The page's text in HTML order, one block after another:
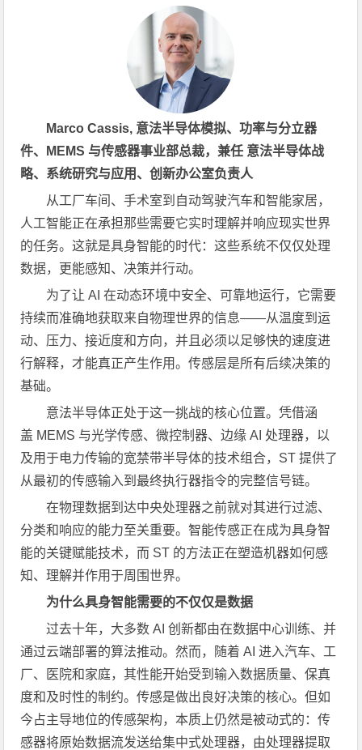
Marco Cassis, 意法半导体模拟、功率与分立器
件、MEMS 与传感器事业部总裁，兼任 意法半导体战
略、系统研究与应用、创新办公室负责人
从工厂车间、手术室到自动驾驶汽车和智能家居，
人工智能正在承担那些需要它实时理解并响应现实世界
的任务。这就是具身智能的时代：这些系统不仅仅处理
数据，更能感知、决策并行动。
为了让 AI 在动态环境中安全、可靠地运行，它需要
持续而准确地获取来自物理世界的信息——从温度到运
动、压力、接近度和方向，并且必须以足够快的速度进
行解释，才能真正产生作用。传感层是所有后续决策的
基础。
意法半导体正处于这一挑战的核心位置。凭借涵
盖 MEMS 与光学传感、微控制器、边缘 AI 处理器，以
及用于电力传输的宽禁带半导体的技术组合，ST 提供了
从最初的传感输入到最终执行器指令的完整信号链。
在物理数据到达中央处理器之前就对其进行过滤、
分类和响应的能力至关重要。智能传感正在成为具身智
能的关键赋能技术，而 ST 的方法正在塑造机器如何感
知、理解并作用于周围世界。
为什么具身智能需要的不仅仅是数据
过去十年，大多数 AI 创新都由在数据中心训练、并
通过云端部署的算法推动。然而，随着 AI 进入汽车、工
厂、医院和家庭，其性能开始受到输入数据质量、保真
度和及时性的制约。传感是做出良好决策的核心。但如
今占主导地位的传感架构，本质上仍然是被动式的：传
感器将原始数据流发送给集中式处理器，由处理器提取